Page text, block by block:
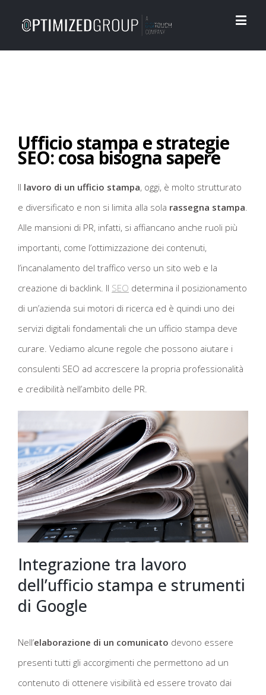
Ufficio stampa e strategie
SEO: cosa bisogna sapere
Il lavoro di un ufficio stampa, oggi, è molto strutturato
e diversificato e non si limita alla sola rassegna stampa.
Alle mansioni di PR, infatti, si affiancano anche ruoli più
importanti, come l’ottimizzazione dei contenuti,
l’incanalamento del traffico verso un sito web e la
creazione di backlink. Il SEO determina il posizionamento
di un’azienda sui motori di ricerca ed è quindi uno dei
servizi digitali fondamentali che un ufficio stampa deve
curare. Vediamo alcune regole che possono aiutare i
consulenti SEO ad accrescere la propria professionalità
e credibilità nell’ambito delle PR.
Integrazione tra lavoro
dell’ufficio stampa e strumenti
di Google
Nell’elaborazione di un comunicato devono essere
presenti tutti gli accorgimenti che permettono ad un
contenuto di ottenere visibilità ed essere trovato dai